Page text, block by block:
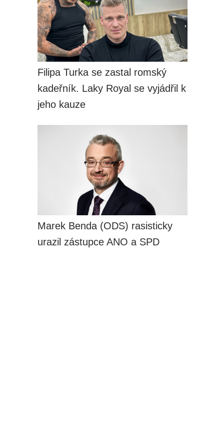
Filipa Turka se zastal romský
kadeřník. Laky Royal se vyjádřil k
jeho kauze
Marek Benda (ODS) rasisticky
urazil zástupce ANO a SPD